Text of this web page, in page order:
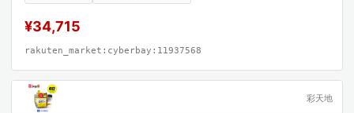
¥34,715
rakuten_market:cyberbay:11937568
彩天地